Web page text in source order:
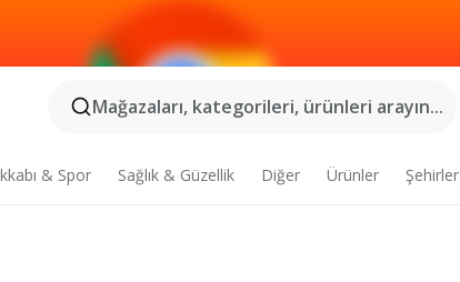
Mağazaları, kategorileri, ürünleri arayın...
& Spor Sağlık & Güzellik Diğer Ürünler Şehirler